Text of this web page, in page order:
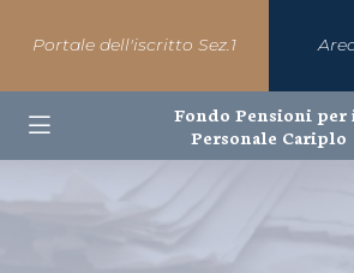
Portale dell'iscritto Sez.1
Fondo Pensioni per
Personale Cariplo